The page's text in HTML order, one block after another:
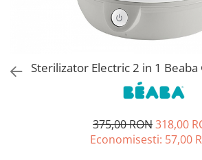
Jucarii educative
Jucarii electronice
Jocuri de societate
Sterilizator Electric 2 in 1 Beaba
375,00 RON318,00
Economisesti: 57,00